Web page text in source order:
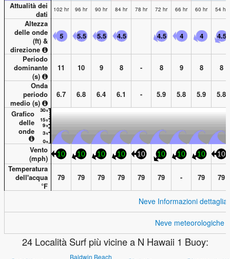
Attualità dei
dati
102 hr 96 hr 90 hr 84 hr 78 hr 72 hr 66 hr 60 hr 54 hr
Altezza
delle onde
(ft) &
direzione
Periodo
dominante
(s)
11 10 9 8 - 8 9 8
8
Onda
periodo
medio (s)
6.7 6.8 6.4 6.1 - 5.9 5.8 5.9
5.8
Grafico
delle
onde
Vento
(mph) 10 10 10 10 10 10 10 10 10
Temperatura
dell'acqua
°F
79 79 79 79 79 79 - 79 79
Neve Informazioni
Neve meteorologiche
24 Località Surf più vicine a N Hawaii 1 Buoy:
Baldwin Beach